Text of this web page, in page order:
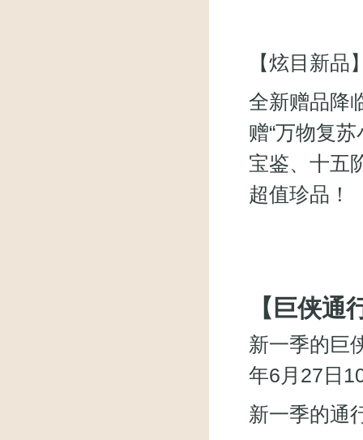
【炫目新品
全新赠品降
赠“万物复
宝鉴、十五
超值珍品！
【巨侠通
新一季的巨
年6月27日
新一季的通